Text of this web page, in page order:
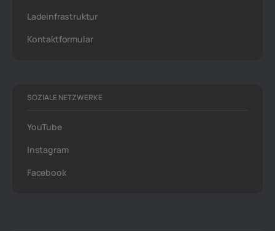
Ladeinfrastruktur
Kontaktformular
SOZIALE NETZWERKE
YouTube
Instagram
Facebook